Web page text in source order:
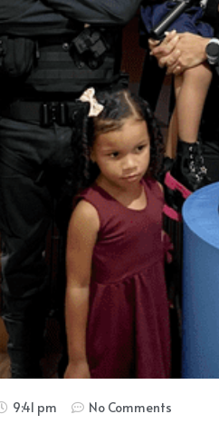
9:41 pm No Comments